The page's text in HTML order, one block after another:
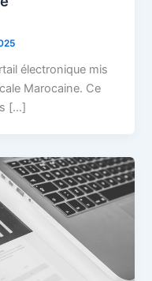
électronique mis
Marocaine. Ce
[…]